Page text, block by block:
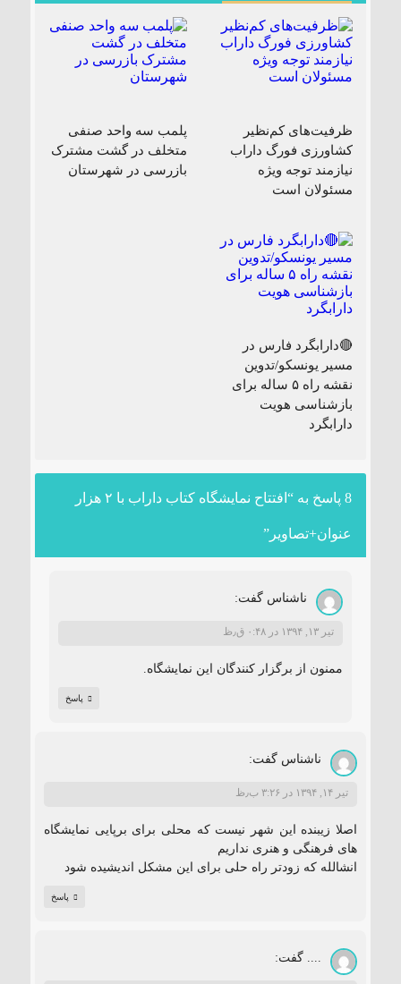
ظرفیت‌های کم‌نظیر
کشاورزی فورگ داراب
نیازمند توجه ویژه
مسئولان است
پلمب سه واحد صنفی
متخلف در گشت مشترک
بازرسی در شهرستان
🔴دارابگرد فارس در
مسیر یونسکو/تدوین
نقشه راه ۵ ساله برای
بازشناسی هویت
دارابگرد
8 پاسخ به “افتتاح نمایشگاه کتاب داراب با ۲ هزار
عنوان+تصاویر”
ناشناس گفت:
تیر ۱۳, ۱۳۹۴ در ۰:۴۸ ق٫ظ
ممنون از برگزار کنندگان این نمایشگاه.
پاسخ
ناشناس گفت:
تیر ۱۴, ۱۳۹۴ در ۳:۲۶ ب٫ظ
اصلا زیبنده این شهر نیست که محلی برای برپایی نمایشگاه
های فرهنگی و هنری نداریم
انشالله که زودتر راه حلی برای این مشکل اندیشیده شود
پاسخ
.... گفت: